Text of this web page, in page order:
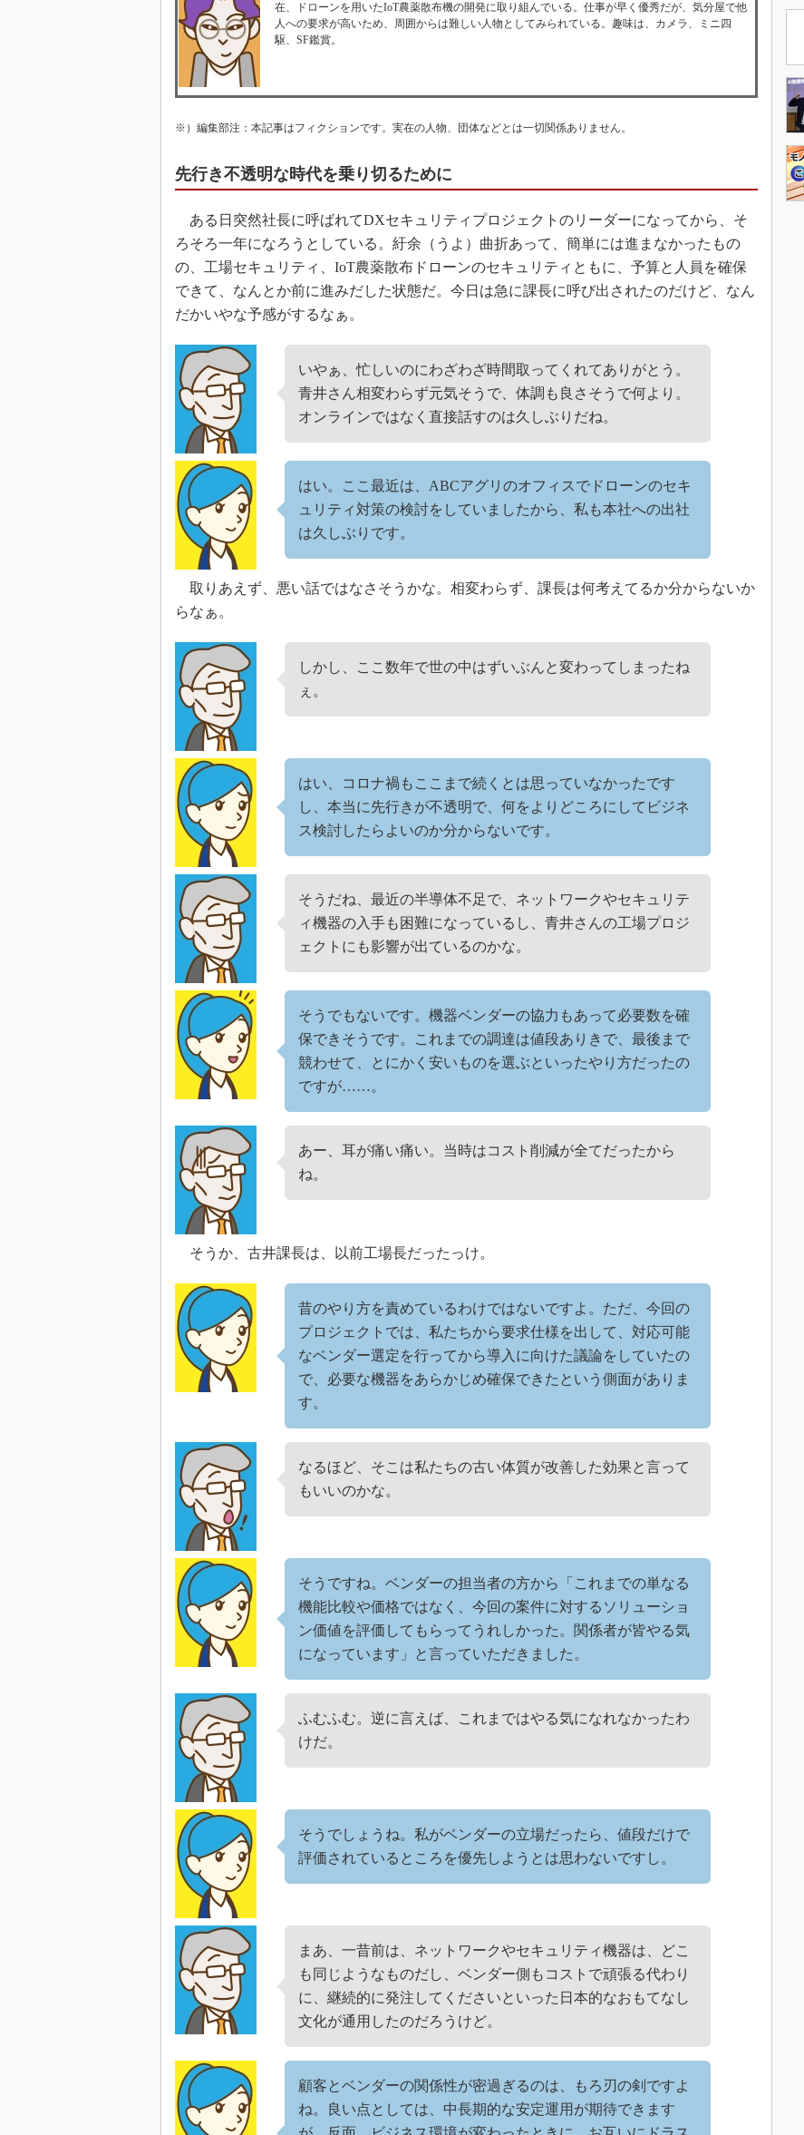
在、ドローンを用いたIoT農薬散布機の開発に取り組んでいる。仕事が早く優秀だが、気分屋で他
人への要求が高いため、周囲からは難しい人物としてみられている。趣味は、カメラ、ミニ四
駆、SF鑑賞。
※）編集部注：本記事はフィクションです。実在の人物、団体などとは一切関係ありません。
先行き不透明な時代を乗り切るために
ある日突然社長に呼ばれてDXセキュリティプロジェクトのリーダーになってから、そ
ろそろ一年になろうとしている。紆余（うよ）曲折あって、簡単には進まなかったもの
の、工場セキュリティ、IoT農薬散布ドローンのセキュリティともに、予算と人員を確保
できて、なんとか前に進みだした状態だ。今日は急に課長に呼び出されたのだけど、なん
だかいやな予感がするなぁ。
いやぁ、忙しいのにわざわざ時間取ってくれてありがとう。
青井さん相変わらず元気そうで、体調も良さそうで何より。
オンラインではなく直接話すのは久しぶりだね。
はい。ここ最近は、ABCアグリのオフィスでドローンのセキ
ュリティ対策の検討をしていましたから、私も本社への出社
は久しぶりです。
取りあえず、悪い話ではなさそうかな。相変わらず、課長は何考えてるか分からないか
らなぁ。
しかし、ここ数年で世の中はずいぶんと変わってしまったね
ぇ。
はい、コロナ禍もここまで続くとは思っていなかったです
し、本当に先行きが不透明で、何をよりどころにしてビジネ
ス検討したらよいのか分からないです。
そうだね、最近の半導体不足で、ネットワークやセキュリテ
ィ機器の入手も困難になっているし、青井さんの工場プロジ
ェクトにも影響が出ているのかな。
そうでもないです。機器ベンダーの協力もあって必要数を確
保できそうです。これまでの調達は値段ありきで、最後まで
競わせて、とにかく安いものを選ぶといったやり方だったの
ですが……。
あー、耳が痛い痛い。当時はコスト削減が全てだったから
ね。
そうか、古井課長は、以前工場長だったっけ。
昔のやり方を責めているわけではないですよ。ただ、今回の
プロジェクトでは、私たちから要求仕様を出して、対応可能
なベンダー選定を行ってから導入に向けた議論をしていたの
で、必要な機器をあらかじめ確保できたという側面がありま
す。
なるほど、そこは私たちの古い体質が改善した効果と言って
もいいのかな。
そうですね。ベンダーの担当者の方から「これまでの単なる
機能比較や価格ではなく、今回の案件に対するソリューショ
ン価値を評価してもらってうれしかった。関係者が皆やる気
になっています」と言っていただきました。
ふむふむ。逆に言えば、これまではやる気になれなかったわ
けだ。
そうでしょうね。私がベンダーの立場だったら、値段だけで
評価されているところを優先しようとは思わないですし。
まあ、一昔前は、ネットワークやセキュリティ機器は、どこ
も同じようなものだし、ベンダー側もコストで頑張る代わり
に、継続的に発注してくださいといった日本的なおもてなし
文化が通用したのだろうけど。
顧客とベンダーの関係性が密過ぎるのは、もろ刃の剣ですよ
ね。良い点としては、中長期的な安定運用が期待できます